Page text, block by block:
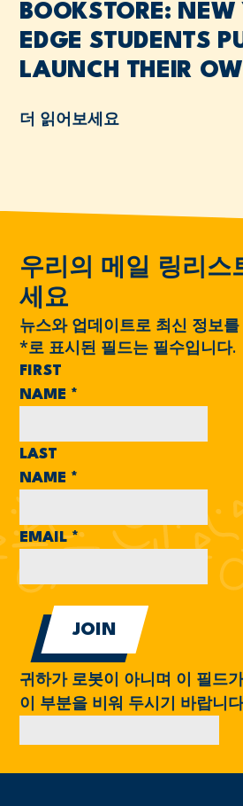
BOOKSTORE: NEW
EDGE STUDENTS
LAUNCH THEIR
더 읽어보세요
우리의 메일 링리스
세요
뉴스와 업데이트로 최신 정보
*로 표시된 필드는 필수입니다.
FIRST
NAME *
LAST
NAME *
EMAIL*
귀하가 로봇이 아니며 이 필드
이 부분을 비워 두시기 바랍니